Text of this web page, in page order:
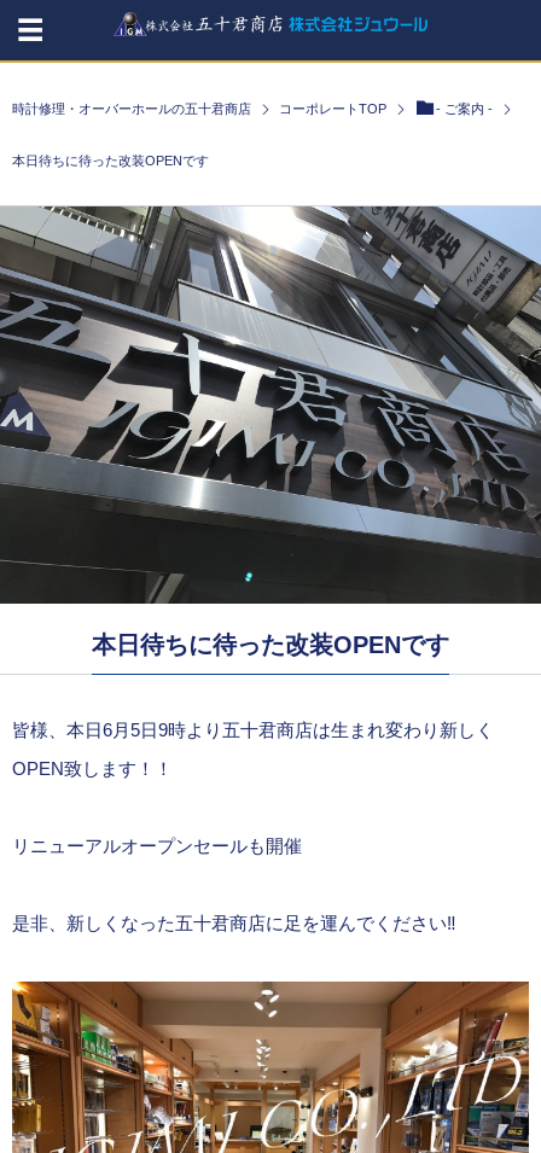
時計修理・オーバーホールの五十君商店 コーポレートTOP - ご案内 -
本日待ちに待った改装OPENです
本日待ちに待った改装OPENです
皆様、本日6月5日9時より五十君商店は生まれ変わり新しく
OPEN致します！！
リニューアルオープンセールも開催
是非、新しくなった五十君商店に足を運んでください‼